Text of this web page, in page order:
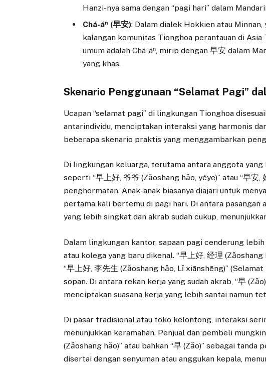
Hanzi-nya sama dengan “pagi hari” dalam
Chá-áⁿ (早安): Dalam dialek Hokkien atau
kalangan komunitas Tionghoa perantauan di Asia
umum adalah Chá-áⁿ, mirip dengan 早安 dalam
yang khas.
Skenario Penggunaan “Selamat Pagi”
Ucapan “selamat pagi” di lingkungan Tionghoa
antarindividu, menciptakan interaksi yang harmonis
beberapa skenario praktis yang menggambarkan
Di lingkungan keluarga, terutama antara anggota yang
seperti “早上好, 爷爷 (Zǎoshang hǎo, yéye)” atau “早安,
penghormatan. Anak-anak biasanya diajari untuk
pertama kali bertemu di pagi hari. Di antara pasangan
yang lebih singkat dan akrab sudah cukup,
Dalam lingkungan kantor, sapaan pagi cenderung
atau kolega yang baru dikenal. “早上好, 经理
“早上好, 李先生 (Zǎoshang hǎo, Lǐ xiānshēng)”
sopan. Di antara rekan kerja yang sudah akrab, “早
menciptakan suasana kerja yang lebih santai namun
Di pasar tradisional atau toko kelontong, interaksi
menunjukkan keramahan. Penjual dan pembeli
(Zǎoshang hǎo)” atau bahkan “早 (Zǎo)” sebagai
disertai dengan senyuman atau anggukan kepala,